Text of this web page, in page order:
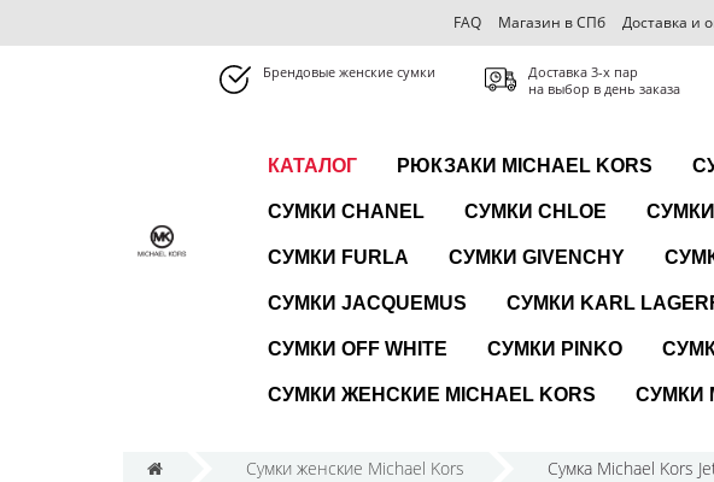
FAQ Магазин в СПб Доставка и
Брендовые женские сумки
Доставка 3-x пар
на выбор в день заказа
КАТАЛОГ РЮКЗАКИ MICHAEL KORS
СУМКИ CHANEL СУМКИ CHLOE СУМКИ
СУМКИ FURLA СУМКИ GIVENCHY
СУМКИ JACQUEMUS СУМКИ KARL
СУМКИ OFF WHITE СУМКИ PINKO
СУМКИ ЖЕНСКИЕ MICHAEL KORS СУМКИ
Сумки женские Michael Kors Сумка Michael Kors